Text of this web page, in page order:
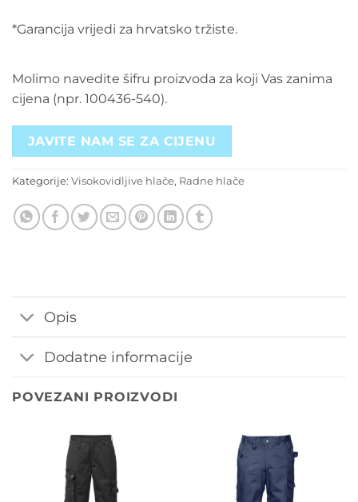
*Garancija vrijedi za hrvatsko tržiste.
Molimo navedite šifru proizvoda za koji Vas zanima
cijena (npr. 100436-540).
JAVITE NAM SE ZA CIJENU
Kategorije: Visokovidljive hlače, Radne hlače
Opis
Dodatne informacije
POVEZANI PROIZVODI